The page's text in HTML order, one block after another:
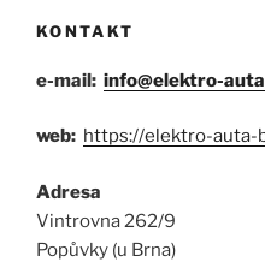
KONTAKT
e-mail: info@elektro-
web: https://elektro-auta-
Adresa
Vintrovna 262/9
Popůvky (u Brna)